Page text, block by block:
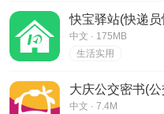
快宝驿站(快递
v8.5.0
中文 · 175MB
生活实用
大庆公交密书(
v8.45
中文 · 7.4M